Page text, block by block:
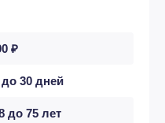
₽
до 30 дней
до 75 лет